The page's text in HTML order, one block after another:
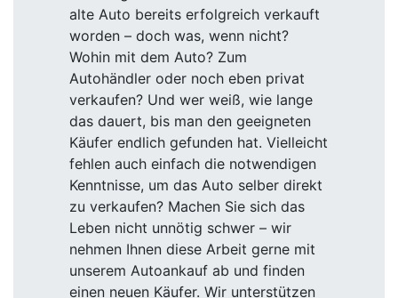
alte Auto bereits erfolgreich verkauft
worden – doch was, wenn nicht?
Wohin mit dem Auto? Zum
Autohändler oder noch eben privat
verkaufen? Und wer weiß, wie lange
das dauert, bis man den geeigneten
Käufer endlich gefunden hat. Vielleicht
fehlen auch einfach die notwendigen
Kenntnisse, um das Auto selber direkt
zu verkaufen? Machen Sie sich das
Leben nicht unnötig schwer – wir
nehmen Ihnen diese Arbeit gerne mit
unserem Autoankauf ab und finden
einen neuen Käufer. Wir unterstützen